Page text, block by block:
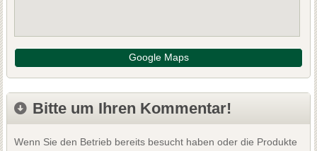
Google Maps
Bitte um Ihren Kommentar!
Wenn Sie den Betrieb bereits besucht haben oder die Produkte